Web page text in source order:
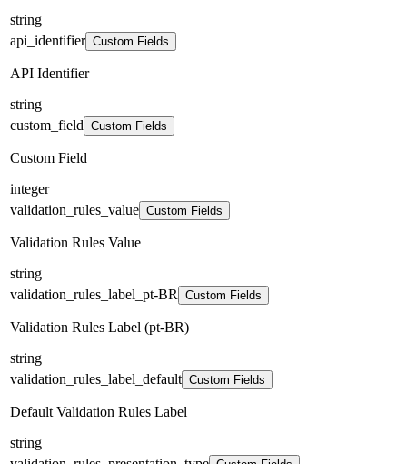
string
api_identifier Custom Fields
API Identifier
string
custom_field Custom Fields
Custom Field
integer
validation_rules_value Custom Fields
Validation Rules Value
string
validation_rules_label_pt-BR
Custom Fields
Validation Rules Label (pt-BR)
string
validation_rules_label_default Custom Fields
Default Validation Rules Label
string